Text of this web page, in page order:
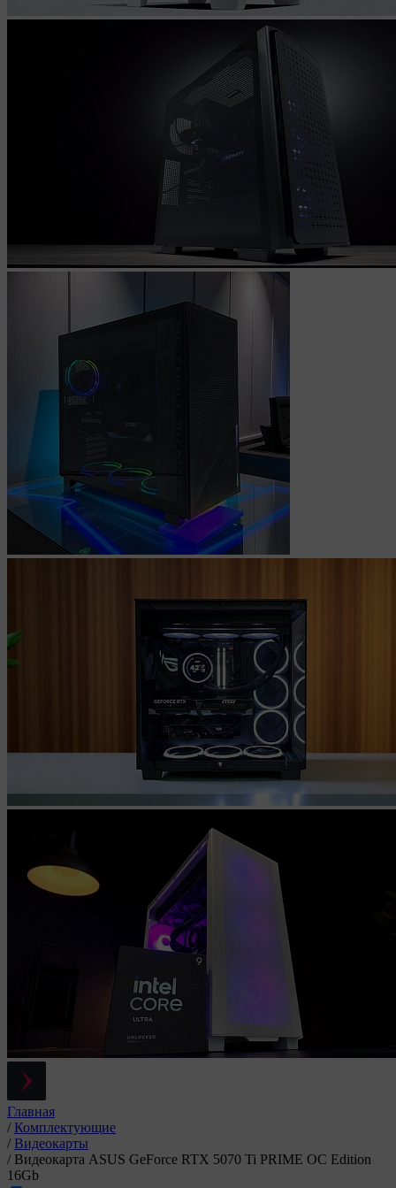
Главная
/ Комплектующие
/ Видеокарты
/ Видеокарта ASUS GeForce RTX 5070 Ti PRIME OC Edition
16Gb